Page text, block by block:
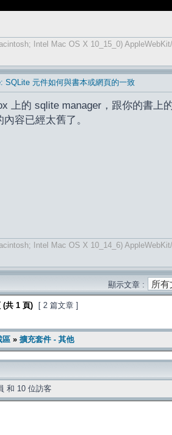
Intel Mac OS X 10_15_0)
SQLite 元件如何與書本或網頁的一致
上的 sqlite manager，跟你的書
容已經太舊了。
Intel Mac OS X 10_14_6)
顯示文章 :
(共 1 頁) [ 2 篇文章 ]
區 » 擴充套件 - 其他
和 10 位訪客